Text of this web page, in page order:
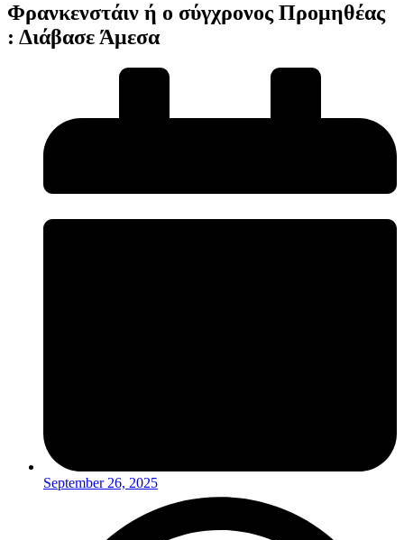
Φρανκενστάιν ή ο σύγχρονος Προμηθέας
: Διάβασε Άμεσα
September 26, 2025